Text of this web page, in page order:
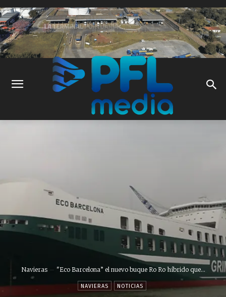
Navieras "Eco Barcelona” el nuevo buque Ro Ro híbrido que...
NAVIERAS NOTICIAS